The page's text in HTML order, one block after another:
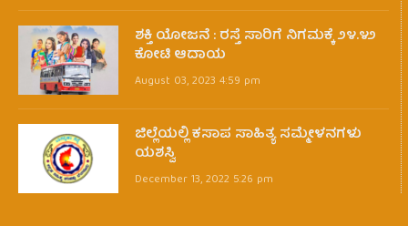
ಶಕ್ತಿ ಯೋಜನೆ : ರಸ್ತೆ ಸಾರಿಗೆ ನಿಗಮಕ್ಕೆ ೨೪.೪೨
ಕೋಟಿ ಆದಾಯ
August 03, 2023 4:59 pm
ಜಿಲ್ಲೆಯಲ್ಲಿ ಕಸಾಪ ಸಾಹಿತ್ಯ ಸಮ್ಮೇಳನಗಳು
ಯಶಸ್ವಿ
December 13, 2022 5:26 pm